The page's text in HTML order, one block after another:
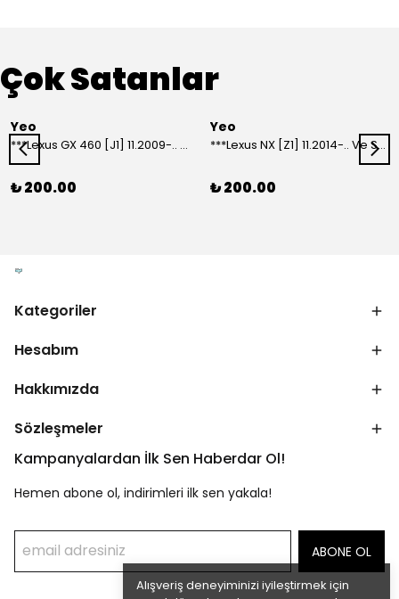
Alışveriş deneyiminizi iyileştirmek için
Çok Satanlar
Yeo
***Lexus GX 460 [J1] 11.2009-.. Ve Sonrası Model Yılları İçin Uyumlu Yeo Arka Silecek
₺ 200.00
Yeo
***Lexus NX [Z1] 11.2014-.. Ve Sonrası Model Yılları İçin Uyumlu Yeo Arka Silecek
₺ 200.00
Kategoriler
Hesabım
Hakkımızda
Sözleşmeler
Kampanyalardan İlk Sen Haberdar Ol!
Hemen abone ol, indirimleri ilk sen yakala!
ABONE OL